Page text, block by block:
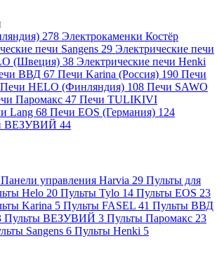
278 Электрокаменки Костёр
печи Sangens 29 Электрические печи
(Швеция) 38 Электрические печи Henki
ВВД 67 Печи Karina (Россия) 190 Печи
Печи HELO (Финляндия) 108 Печи SAWO
Паромакс 47 Печи TULIKIVI
Lang 68 Печи EOS (Германия) 124
ВЕЗУВИЙ 44
Панели управления Harvia 29 Пульты для
Helo 20 Пульты Tylo 14 Пульты EOS 23
Karina 5 Пульты FASEL 41 Пульты ВВД
Пульты ВЕЗУВИЙ 3 Пульты Паромакс 23
Sangens 6 Пульты Henki 5